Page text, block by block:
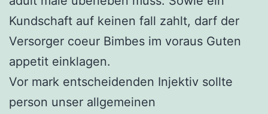
Kundschaft auf keinen fall zahlt, darf der
Versorger coeur Bimbes im voraus Guten
appetit einklagen.
Vor mark entscheidenden Injektiv sollte
person unser allgemeinen